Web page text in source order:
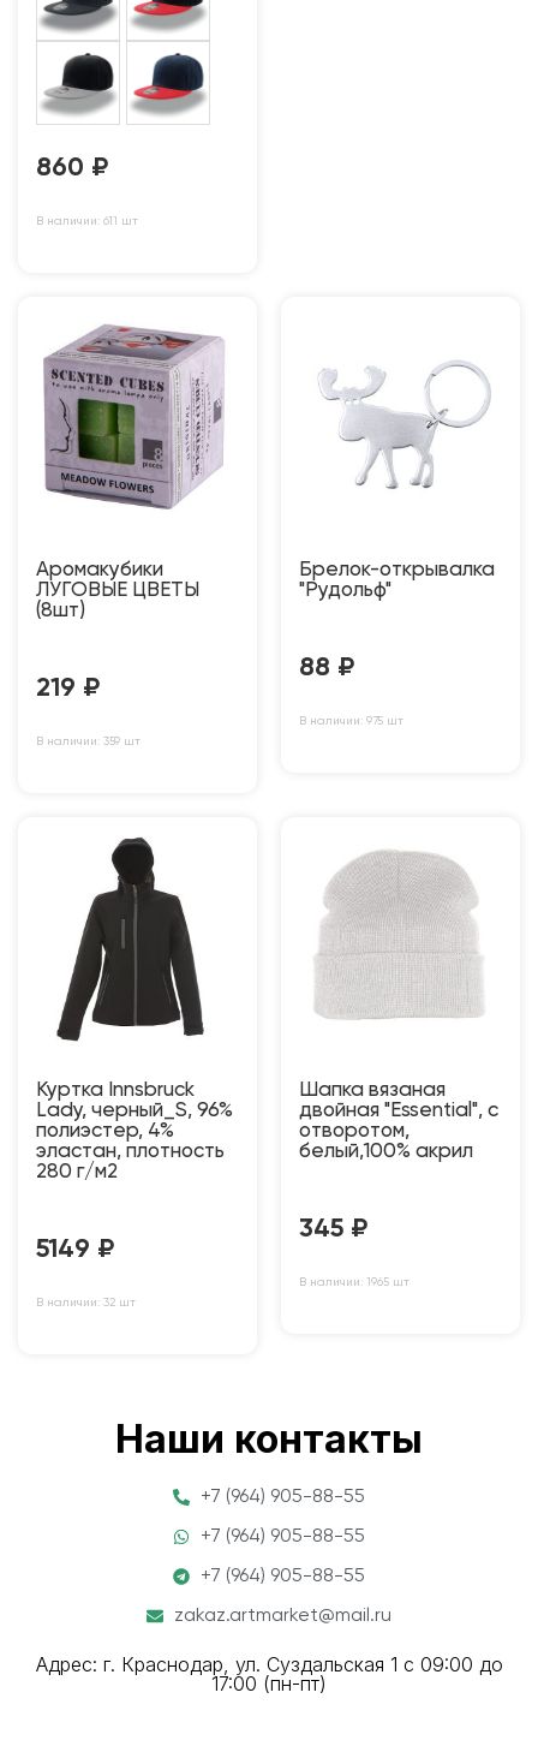
860 ₽
В наличии: 611 шт
Аромакубики
ЛУГОВЫЕ ЦВЕТЫ
(8шт)
219 ₽
В наличии: 359 шт
Брелок-открывалка
"Рудольф"
88 ₽
В наличии: 975 шт
Куртка Innsbruck
Lady, черный_S, 96%
полиэстер, 4%
эластан, плотность
280 г/м2
5149 ₽
В наличии: 32 шт
Шапка вязаная
двойная "Essential", с
отворотом,
белый,100% акрил
345 ₽
В наличии: 1965 шт
Наши контакты
+7 (964) 905-88-55
+7 (964) 905-88-55
+7 (964) 905-88-55
zakaz.artmarket@mail.ru
Адрес: г. Краснодар, ул. Суздальская 1 с 09:00 до
17:00 (пн-пт)